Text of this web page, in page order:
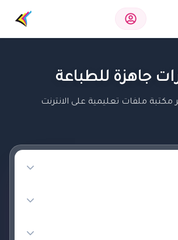
جاهزة للطباعة
مكتبة ملفات تعليمية على الانترنت